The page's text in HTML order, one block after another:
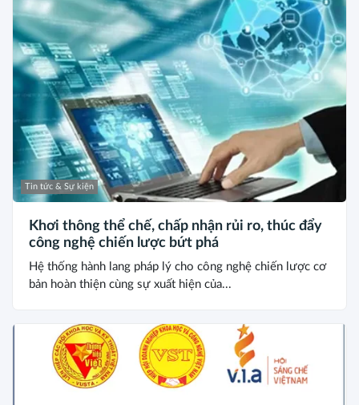
Tin tức & Sự kiện
Khơi thông thể chế, chấp nhận rủi ro, thúc đẩy
công nghệ chiến lược bứt phá
Hệ thống hành lang pháp lý cho công nghệ chiến lược cơ
bản hoàn thiện cùng sự xuất hiện của...